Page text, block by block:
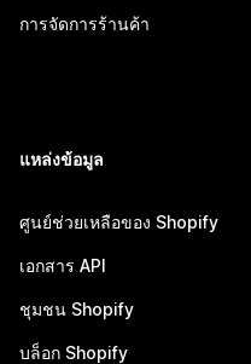
การจัดการร้านค้า
แหล่งข้อมูล
ศูนย์ช่วยเหลือของ Shopify
เอกสาร API
ชุมชน Shopify
บล็อก Shopify